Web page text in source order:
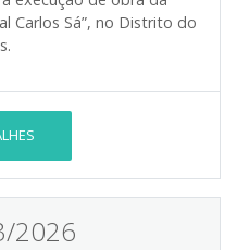
Carlos Sá”, no Distrito do
2026